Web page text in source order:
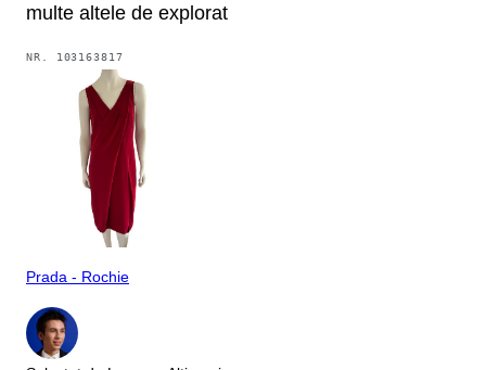
multe altele de explorat
NR. 103163817
Prada - Rochie